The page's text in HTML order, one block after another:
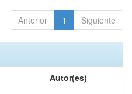
Anterior 1 Siguiente
Autor(es)